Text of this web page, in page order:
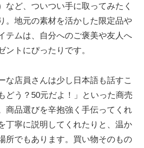
など、ついつい手に取ってみたく
。地元の素材を活かした限定品や
テムは、自分へのご褒美や友人へ
ントにぴったりです。
な店員さんは少し日本語も話すこ
どう？50元だよ！」といった商売
商品選びを辛抱強く手伝ってくれ
丁寧に説明してくれたりと、温か
所でもあります。買い物そのもの